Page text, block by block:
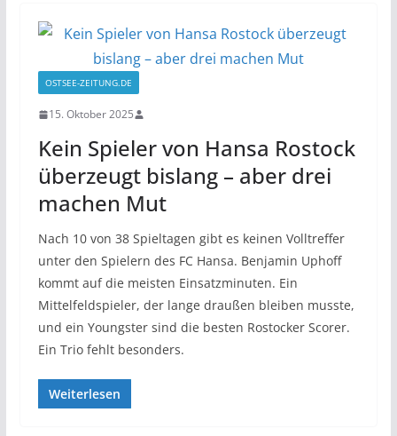
OSTSEE-ZEITUNG.DE
15. Oktober 2025
Kein Spieler von Hansa Rostock
überzeugt bislang – aber drei
machen Mut
Nach 10 von 38 Spieltagen gibt es keinen Volltreffer
unter den Spielern des FC Hansa. Benjamin Uphoff
kommt auf die meisten Einsatzminuten. Ein
Mittelfeldspieler, der lange draußen bleiben musste,
und ein Youngster sind die besten Rostocker Scorer.
Ein Trio fehlt besonders.
Weiterlesen